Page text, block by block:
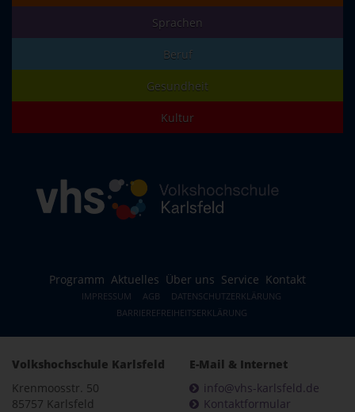
Sprachen
Beruf
Gesundheit
Kultur
Programm Aktuelles Über uns Service Kontakt
IMPRESSUM AGB
DATENSCHUTZERKLÄRUNG
BARRIEREFREIHEITSERKLÄRUNG
Volkshochschule Karlsfeld
Krenmoosstr. 50
85757 Karlsfeld
E-Mail & Internet
info@vhs-karlsfeld.de
Kontaktformular